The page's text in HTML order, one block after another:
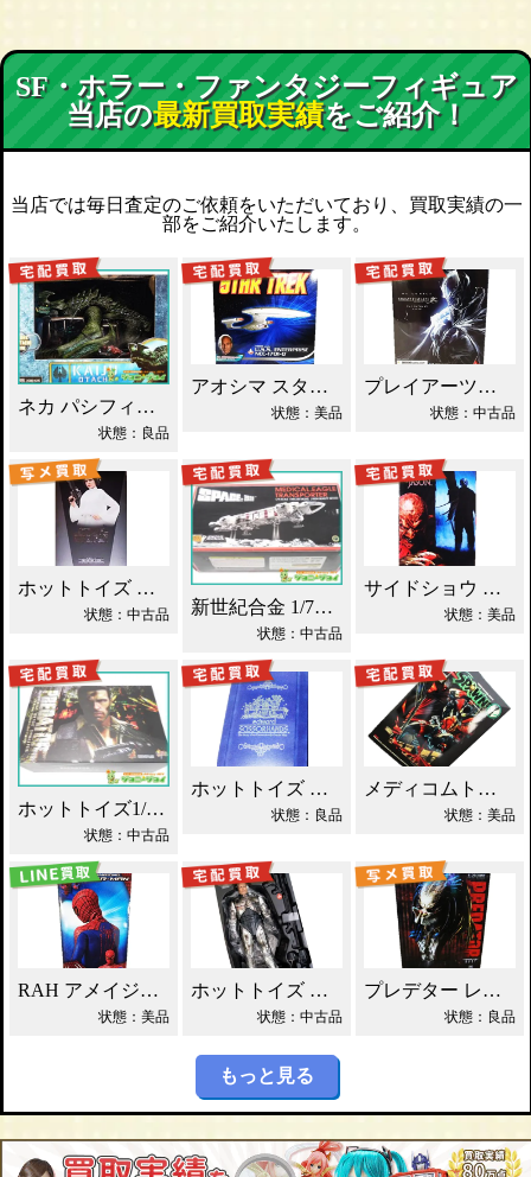
SF・ホラー・ファンタジーフィギュア
当店の最新買取実績をご紹介！
当店では毎日査定のご依頼をいただいており、買取実績の一
部をご紹介いたします。
ネカ パシフィック・リム カイジュウ 買取！
状態：良品
アオシマ スタートレック NCC-1701-D 買取！
状態：美品
プレイアーツ改 バットマン ヴァリアント DC買取！
状態：中古品
ホットトイズ スター・ウォーズ プリンセス・レイア買取！
状態：中古品 新世紀合金 1/72 メディカルイーグルトランスポーター買取！
状態：中古品
サイドショウ フレディVSジェイソン買取！
状態：美品
ホットトイズ1/6 MMP プレデター ダッチ・シェイファー買取！
状態：中古品
ホットトイズ エドワード シザーハンズ 買取！
状態：良品
メディコムトイ RAH スポーン 買取！
状態：美品
RAH アメイジング・スパイダーマン 買取！
状態：美品
ホットトイズ ロボコップ バトルダメージ版買取！
状態：中古品
プレデター レジェンダリー バスト 買取！
状態：良品
もっと見る